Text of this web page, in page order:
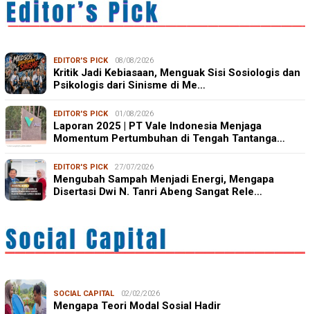
EDITOR'S PICK 08/08/2026
Kritik Jadi Kebiasaan, Menguak Sisi Sosiologis dan
Psikologis dari Sinisme di Me…
EDITOR'S PICK 01/08/2026
Laporan 2025 | PT Vale Indonesia Menjaga
Momentum Pertumbuhan di Tengah Tantanga…
EDITOR'S PICK 27/07/2026
Mengubah Sampah Menjadi Energi, Mengapa
Disertasi Dwi N. Tanri Abeng Sangat Rele…
SOCIAL CAPITAL 02/02/2026
Mengapa Teori Modal Sosial Hadir